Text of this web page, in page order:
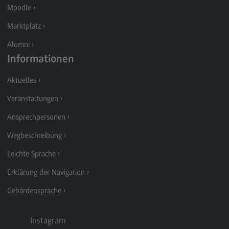
Modulangebot
Berufsperspektiven
Kontakt
Digital Business Management
Modulangebot
Berufsperspektiven
Kontakt
Digitalisierung in der Sozialen Arbeit
Digitalisierung in der Sozialen Arbeit
Modulangebot
Berufsperspektiven
Moodle
Marktplatz
Alumni
Informationen
Aktuelles
Veranstaltungen
Ansprechpersonen
Wegbeschreibung
Leichte Sprache
Erklärung der Navigation
Gebärdensprache
Instagram